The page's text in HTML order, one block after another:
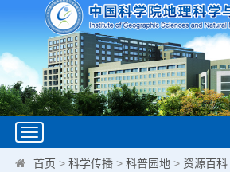
Toggle
navigation
首页 >科学传播 >科普园地 >资源百科